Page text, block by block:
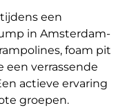
een
in Amsterdam-
foam pit
een verrassende
actieve ervaring
groepen.